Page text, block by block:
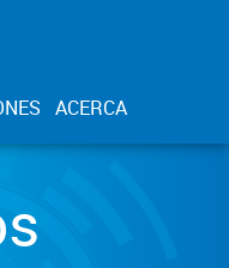
ACERCA